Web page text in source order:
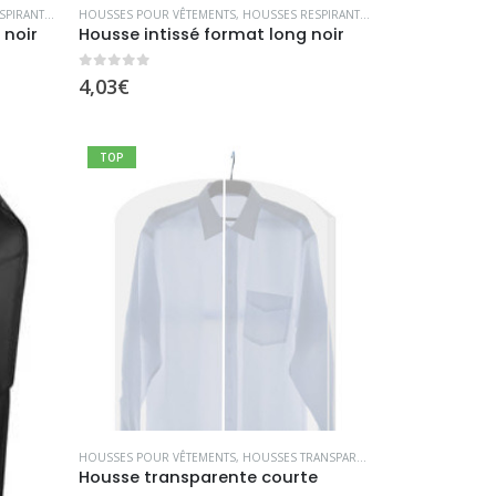
INTISSÉ
noir
HOUSSES POUR VÊTEMENTS, HOUSSES RESPIRANTES INTISSÉ
Housse intissé format long noir
0 sur 5
4,03€
TOP
HOUSSES POUR VÊTEMENTS, HOUSSES TRANSPARENTES
Housse transparente courte